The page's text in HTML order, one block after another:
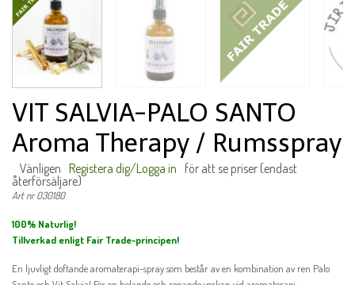
VIT SALVIA-PALO SANTO
Aroma Therapy / Rumsspray
Vänligen Registera dig/Logga in för att se priser (endast
återförsäljare)
Art nr 030180
100% Naturlig!
Tillverkad enligt Fair Trade-principen!
En ljuvligt doftande aromaterapi-spray som består av en kombination av ren Palo